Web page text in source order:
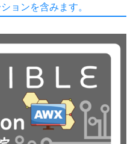
ョンを含みます。